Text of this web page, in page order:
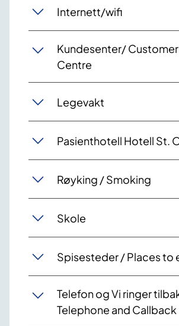
Internett/wifi
Kundesenter/
Centre
Legevakt
Pasienthotell Hotell St.
Røyking / Smoking
Skole
Spisesteder / Places to
Telefon og Vi ringer
Telephone and Callback